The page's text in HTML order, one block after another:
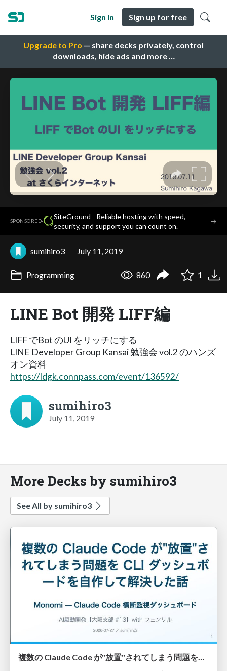
Upgrade to Pro — share decks privately, control
downloads, hide ads and more …
Sign in Sign up for free
SPONSORED·
SiteGround - Reliable hosting with speed,
security, and support you can count on.
→
sumihiro3 July 11, 2019
Programming 860 1
LINE Bot 開発 LIFF編
LIFF でBot のUI をリッチにする
LINE Developer Group Kansai 勉強会 vol.2 のハンズ
オン資料
https://ldgk.connpass.com/event/136592/
sumihiro3
July 11, 2019
More Decks by sumihiro3
See All by sumihiro3
複数の Claude Code が"放置"されてしまう問題をCLI ダッシュボードを自作して解決した話